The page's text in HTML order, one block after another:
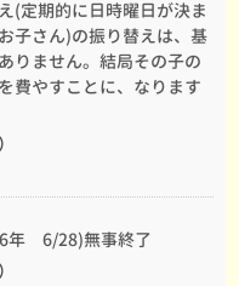
(定期的に日時曜日が決ま
子さん)の振り替えは、基
りません。結局その子の
費やすことに、なります
年 6/28)無事終了